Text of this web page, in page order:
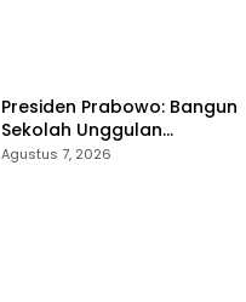
Presiden Prabowo: Bangun
Sekolah Unggulan
Berkurikulum IB untuk Saingi
Agustus 7, 2026